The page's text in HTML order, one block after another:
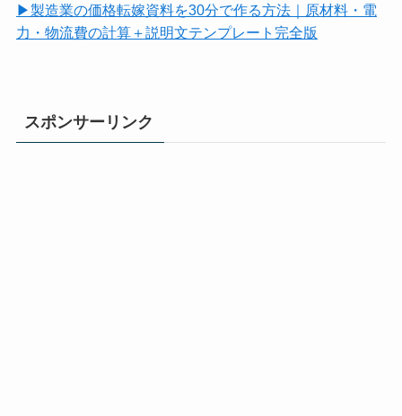
▶製造業の価格転嫁資料を30分で作る方法｜原材料・電
力・物流費の計算＋説明文テンプレート完全版
スポンサーリンク